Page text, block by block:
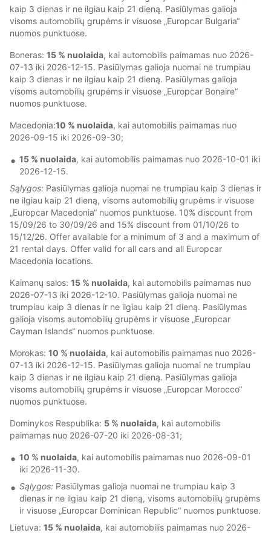
kaip 3 dienas ir ne ilgiau kaip 21 dieną. Pasiūlymas galioja
visoms automobilių grupėms ir visuose „Europcar Bulgaria“
nuomos punktuose.
Boneras: 15 % nuolaida, kai automobilis paimamas nuo 2026-
07-13 iki 2026-12-15. Pasiūlymas galioja nuomai ne trumpiau
kaip 3 dienas ir ne ilgiau kaip 21 dieną. Pasiūlymas galioja
visoms automobilių grupėms ir visuose „Europcar Bonaire“
nuomos punktuose.
Macedonia:10 % nuolaida, kai automobilis paimamas nuo
2026-09-15 iki 2026-09-30;
15 % nuolaida, kai automobilis paimamas nuo 2026-10-01 iki
2026-12-15.
Sąlygos: Pasiūlymas galioja nuomai ne trumpiau kaip 3 dienas ir
ne ilgiau kaip 21 dieną, visoms automobilių grupėms ir visuose
„Europcar Macedonia“ nuomos punktuose. 10% discount from
15/09/26 to 30/09/26 and 15% discount from 01/10/26 to
15/12/26. Offer available for a minimum of 3 and a maximum of
21 rental days. Offer valid for all cars and all Europcar
Macedonia locations.
Kaimanų salos: 15 % nuolaida, kai automobilis paimamas nuo
2026-07-13 iki 2026-12-10. Pasiūlymas galioja nuomai ne
trumpiau kaip 3 dienas ir ne ilgiau kaip 21 dieną. Pasiūlymas
galioja visoms automobilių grupėms ir visuose „Europcar
Cayman Islands“ nuomos punktuose.
Morokas: 10 % nuolaida, kai automobilis paimamas nuo 2026-
07-13 iki 2026-12-15. Pasiūlymas galioja nuomai ne trumpiau
kaip 3 dienas ir ne ilgiau kaip 21 dieną. Pasiūlymas galioja
visoms automobilių grupėms ir visuose „Europcar Morocco“
nuomos punktuose.
Dominykos Respublika: 5 % nuolaida, kai automobilis
paimamas nuo 2026-07-20 iki 2026-08-31;
10 % nuolaida, kai automobilis paimamas nuo 2026-09-01
iki 2026-11-30.
Sąlygos: Pasiūlymas galioja nuomai ne trumpiau kaip 3
dienas ir ne ilgiau kaip 21 dieną, visoms automobilių grupėms
ir visuose „Europcar Dominican Republic“ nuomos punktuose.
Lietuva: 15 % nuolaida, kai automobilis paimamas nuo 2026-